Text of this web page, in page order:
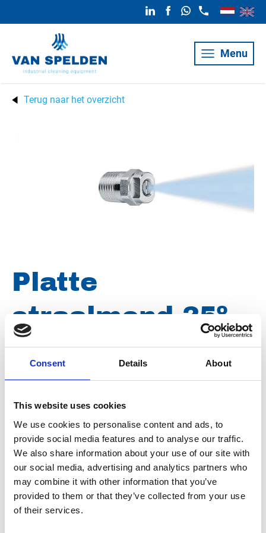
Consent Details About
This website uses cookies
We use cookies to personalise content and ads, to
provide social media features and to analyse our traffic.
We also share information about your use of our site with
our social media, advertising and analytics partners who
may combine it with other information that you’ve
provided to them or that they’ve collected from your use
of their services.
Menu
Terug naar het overzicht
Platte
straalmond 25º
500 bar, ¼"
buitendraad,
mond grote 075
D2575
Merk Falch